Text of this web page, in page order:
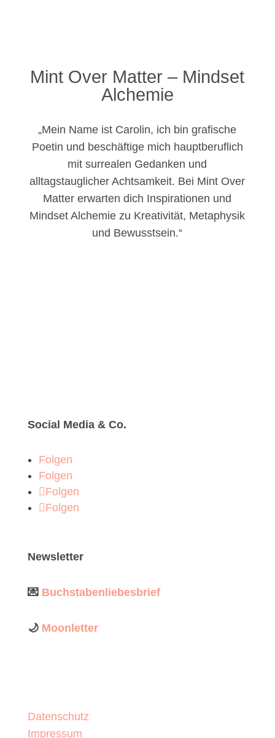
Mint Over Matter – Mindset
Alchemie
„Mein Name ist Carolin, ich bin grafische
Poetin und beschäftige mich hauptberuflich
mit surrealen Gedanken und
alltagstauglicher Achtsamkeit. Bei Mint Over
Matter erwarten dich Inspirationen und
Mindset Alchemie zu Kreativität, Metaphysik
und Bewusstsein.“
Social Media & Co.
Folgen
Folgen
Folgen
Folgen
Newsletter
💌 Buchstabenliebesbrief
🌙 Moonletter
Datenschutz
Impressum